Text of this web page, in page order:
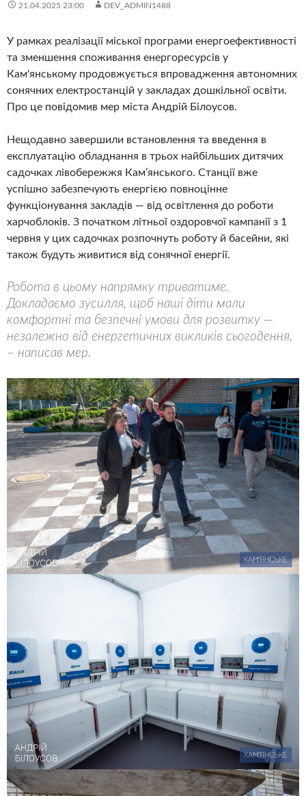
21.04.2025 23:00 DEV_ADMIN1488
У рамках реалізації міської програми енергоефективності
та зменшення споживання енергоресурсів у
Кам'янському продовжується впровадження автономних
сонячних електростанцій у закладах дошкільної освіти.
Про це повідомив мер міста Андрій Білоусов.
Нещодавно завершили встановлення та введення в
експлуатацію обладнання в трьох найбільших дитячих
садочках лівобережжя Кам’янського. Станції вже
успішно забезпечують енергією повноцінне
функціонування закладів — від освітлення до роботи
харчоблоків. З початком літньої оздоровчої кампанії з 1
червня у цих садочках розпочнуть роботу й басейни, які
також будуть живитися від сонячної енергії.
Робота в цьому напрямку триватиме.
Докладаємо зусилля, щоб наші діти мали
комфортні та безпечні умови для розвитку —
незалежно від енергетичних викликів сьогодення,
– написав мер.